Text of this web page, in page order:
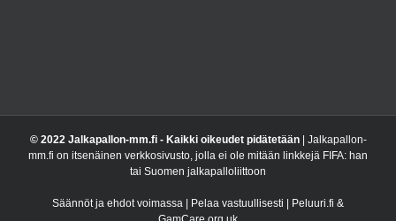
© 2022 Jalkapallon-mm.fi - Kaikki oikeudet pidätetään| Jalkapallon-
mm.fi on itsenäinen verkkosivusto, jolla ei ole mitään linkkejä FIFA: han
tai Suomen jalkapalloliittoon
Säännöt ja ehdot voimassa | Pelaa vastuullisesti | Peluuri.fi &